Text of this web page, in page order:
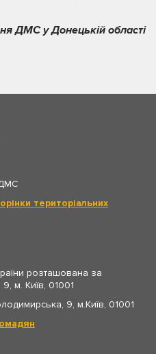
ДМС у Донецькій області
ДМС
територіальних
розташована за
м. Київ, 01001
9, м.Київ, 01001